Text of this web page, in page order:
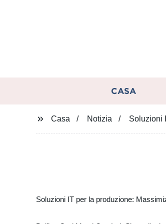
CASA
Casa Notizia Soluzioni
Soluzioni IT per la produzione: